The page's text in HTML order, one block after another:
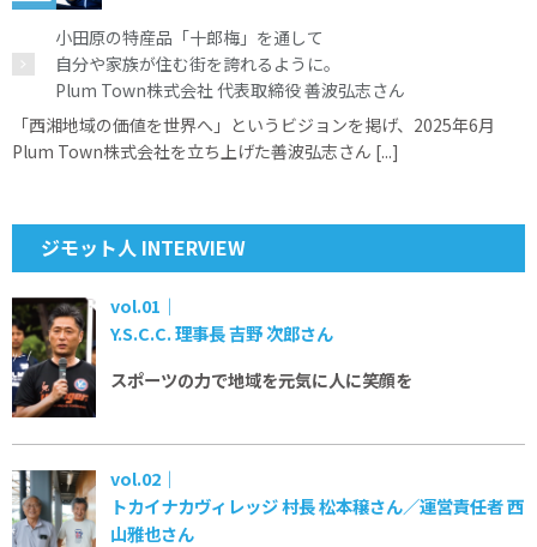
小田原の特産品「十郎梅」を通して
自分や家族が住む街を誇れるように。
Plum Town株式会社 代表取締役 善波弘志さん
「西湘地域の価値を世界へ」というビジョンを掲げ、2025年6月
Plum Town株式会社を立ち上げた善波弘志さん [...]
ジモット人 INTERVIEW
vol.01｜
Y.S.C.C. 理事長 吉野 次郎さん
スポーツの力で地域を元気に人に笑顔を
vol.02｜
トカイナカヴィレッジ 村長 松本穣さん／運営責任者 西
山雅也さん